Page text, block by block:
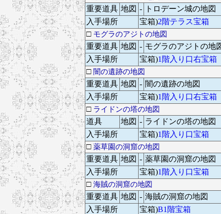
重要道具 地図 -
トロデーン城の地図
入手場所
宝箱)2階テラス宝箱
□ モグラのアジトの地図
重要道具 地図 - モグラのアジトの地
入手場所
宝箱)1階入り口右宝箱
□ 闇の遺跡の地図
重要道具 地図 - 闇の遺跡の地図
入手場所
宝箱)1階入り口右宝箱
□ ライドンの塔の地図
道具 地図 - ライドンの塔の地図
入手場所
宝箱)1階入り口宝箱
□ 薬草園の洞窟の地図
重要道具 地図 - 薬草園の洞窟の地図
入手場所
宝箱)1階入り口宝箱
□ 海賊の洞窟の地図
重要道具 地図 - 海賊の洞窟の地図
入手場所
宝箱)B1階宝箱